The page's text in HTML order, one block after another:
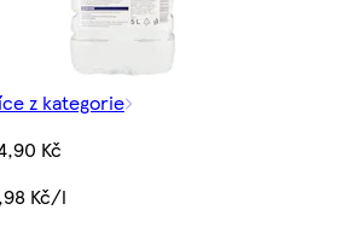
z kategorie
Kč
Kč/l